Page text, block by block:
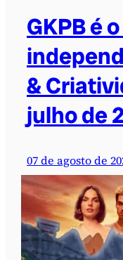
GKPB é
&
julho de
07 de agosto de